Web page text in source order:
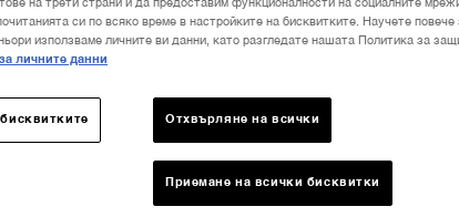
на трети страни и да предоставим функционалности на социалните
си по всяко време в настройките на бисквитките. Научете повече
използваме личните ви данни, като разгледате нашата Политика за
личните данни
Отхвърляне на всички
Приемане на всички бисквитки